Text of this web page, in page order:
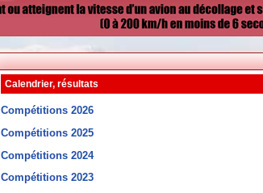
Calendrier, résultats
Compétitions 2026
Compétitions 2025
Compétitions 2024
Compétitions 2023